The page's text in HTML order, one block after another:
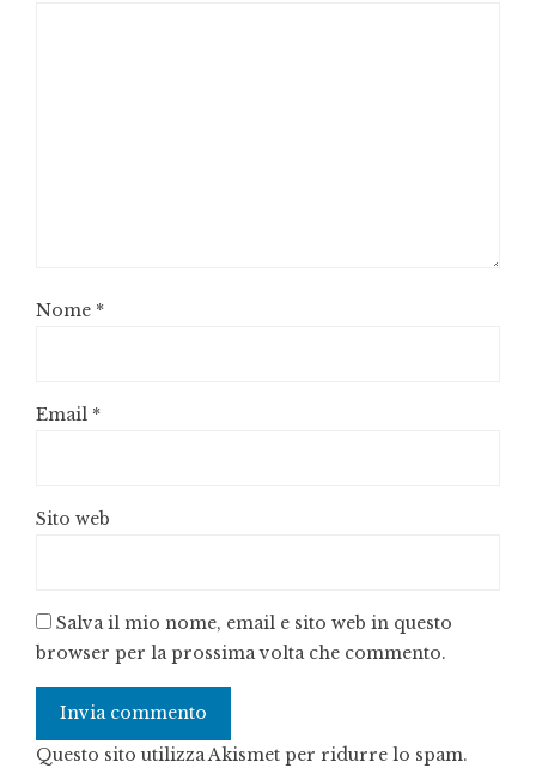
Nome *
Email *
Sito web
Salva il mio nome, email e sito web in questo
browser per la prossima volta che commento.
Questo sito utilizza Akismet per ridurre lo spam.